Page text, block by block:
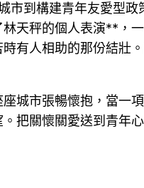
市到構建青年友愛型
天秤的個人表演**，
有人相助的那份結壯
城市張暢懷抱，當一
把關懷關愛送到青年